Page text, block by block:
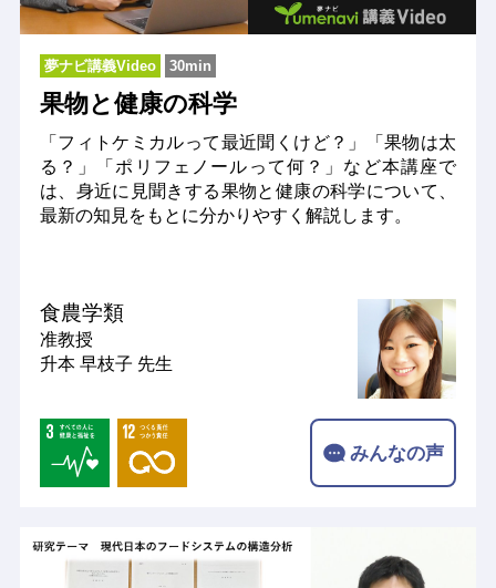
夢ナビ講義Video 30min
果物と健康の科学
「フィトケミカルって最近聞くけど？」「果物は太
る？」「ポリフェノールって何？」など本講座で
は、身近に見聞きする果物と健康の科学について、
最新の知見をもとに分かりやすく解説します。
食農学類
准教授
升本 早枝子 先生
みんなの声